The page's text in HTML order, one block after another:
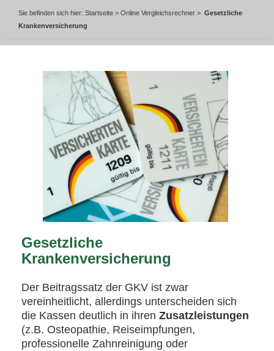
Sie befinden sich hier: Startseite > Online Vergleichsrechner > Gesetzliche
Krankenversicherung
Gesetzliche
Krankenversicherung
Der Beitragssatz der GKV ist zwar
vereinheitlicht, allerdings unterscheiden sich
die Kassen deutlich in ihren Zusatzleistungen
(z.B. Osteopathie, Reiseimpfungen,
professionelle Zahnreinigung oder